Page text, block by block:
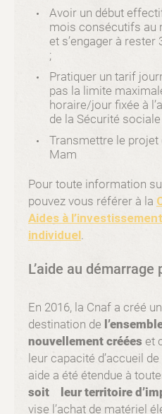
Avoir un début
mois consécutifs au
et s’engager à
;
Pratiquer un tarif
pas la limite
horaire/jour fixée à
de la Sécurité sociale
Transmettre le
Mam
Pour toute information
pouvez vous référer à la
Aides à
individuel.
L’aide au
En 2016, la Cnaf a créé
destination de
nouvellement créées et
leur capacité d’accueil
aide a été étendue à
soit
leur territoire
vise l’achat de matériel